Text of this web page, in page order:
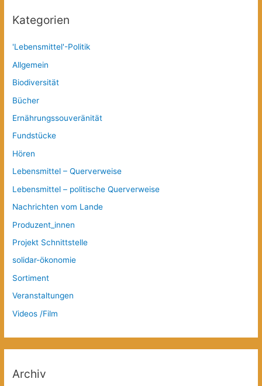
Kategorien
'Lebensmittel'-Politik
Allgemein
Biodiversität
Bücher
Ernährungssouveränität
Fundstücke
Hören
Lebensmittel – Querverweise
Lebensmittel – politische Querverweise
Nachrichten vom Lande
Produzent_innen
Projekt Schnittstelle
solidar-ökonomie
Sortiment
Veranstaltungen
Videos /Film
Archiv